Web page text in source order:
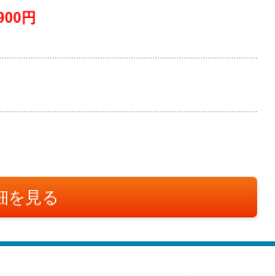
円
を見る